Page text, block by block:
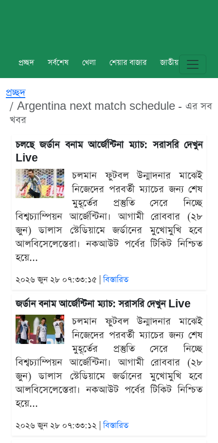
প্রচ্ছদ সর্বশেষ খেলা শেয়ার বাজার জাতীয় বিশ্ব
প্রচ্ছদ
Argentina next match schedule - এর সব
খবর
চলছে জর্ডান বনাম আর্জেন্টিনা ম্যাচ: সরাসরি দেখুন
Live
চলমান ফুটবল উন্মাদনার মাঝেই
নিজেদের পরবর্তী ম্যাচের জন্য শেষ
মুহূর্তের প্রস্তুতি সেরে নিচ্ছে
বিশ্বচ্যাম্পিয়ন আর্জেন্টিনা। আগামী রোববার (২৮
জুন) ডালাস স্টেডিয়ামে জর্ডানের মুখোমুখি হবে
আলবিসেলেস্তেরা। নকআউট পর্বের টিকিট নিশ্চিত
হয়ে...
২০২৬ জুন ২৮ ০৭:৩৩:১৫ |বিস্তারিত
জর্ডান বনাম আর্জেন্টিনা ম্যাচ: সরাসরি দেখুন Live
চলমান ফুটবল উন্মাদনার মাঝেই
নিজেদের পরবর্তী ম্যাচের জন্য শেষ
মুহূর্তের প্রস্তুতি সেরে নিচ্ছে
বিশ্বচ্যাম্পিয়ন আর্জেন্টিনা। আগামী রোববার (২৮
জুন) ডালাস স্টেডিয়ামে জর্ডানের মুখোমুখি হবে
আলবিসেলেস্তেরা। নকআউট পর্বের টিকিট নিশ্চিত
হয়ে...
২০২৬ জুন ২৮ ০৭:৩৩:১২ |বিস্তারিত